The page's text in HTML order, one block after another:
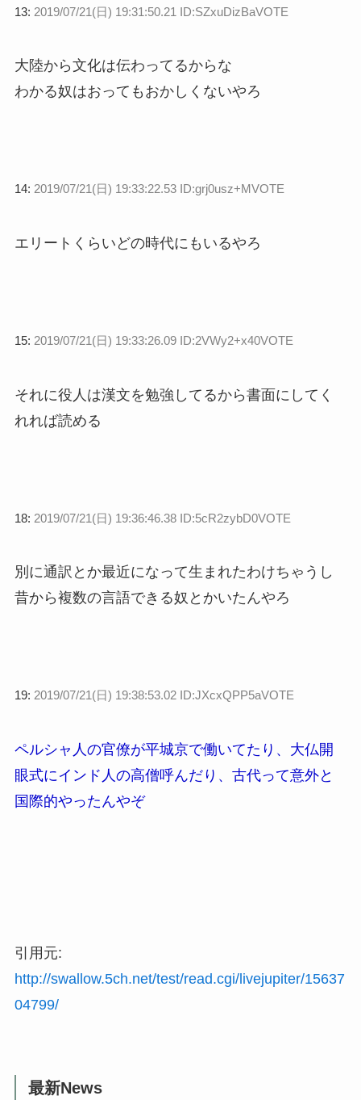
13: 2019/07/21(日) 19:31:50.21 ID:SZxuDizBaVOTE
大陸から文化は伝わってるからな
わかる奴はおってもおかしくないやろ
14: 2019/07/21(日) 19:33:22.53 ID:grj0usz+MVOTE
エリートくらいどの時代にもいるやろ
15: 2019/07/21(日) 19:33:26.09 ID:2VWy2+x40VOTE
それに役人は漢文を勉強してるから書面にしてく
れれば読める
18: 2019/07/21(日) 19:36:46.38 ID:5cR2zybD0VOTE
別に通訳とか最近になって生まれたわけちゃうし
昔から複数の言語できる奴とかいたんやろ
19: 2019/07/21(日) 19:38:53.02 ID:JXcxQPP5aVOTE
ペルシャ人の官僚が平城京で働いてたり、大仏開
眼式にインド人の高僧呼んだり、古代って意外と
国際的やったんやぞ
引用元:
http://swallow.5ch.net/test/read.cgi/livejupiter/15637
04799/
最新News